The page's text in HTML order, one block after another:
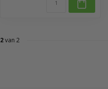
2van 2